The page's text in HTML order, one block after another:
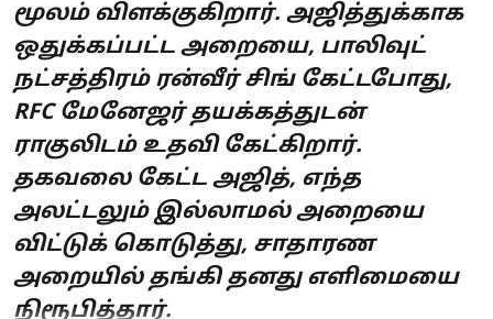
மூலம் விளக்குகிறார். அஜித்துக்காக
ஒதுக்கப்பட்ட அறையை, பாலிவுட்
நட்சத்திரம் ரன்வீர் சிங் கேட்டபோது,
RFC மேனேஜர் தயக்கத்துடன்
ராகுலிடம் உதவி கேட்கிறார்.
தகவலை கேட்ட அஜித், எந்த
அலட்டலும் இல்லாமல் அறையை
விட்டுக் கொடுத்து, சாதாரண
அறையில் தங்கி தனது எளிமையை
நிரூபித்தார்.